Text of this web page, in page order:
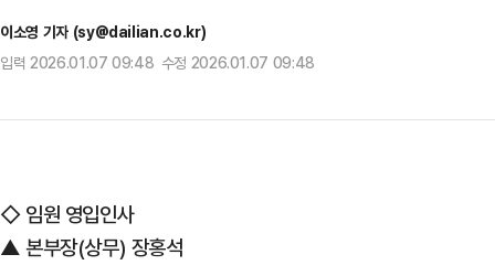
이소영 기자 (sy@dailian.co.kr)
입력 2026.01.07 09:48 수정 2026.01.07 09:48
◇ 임원 영입인사
▲ 본부장(상무) 장홍석